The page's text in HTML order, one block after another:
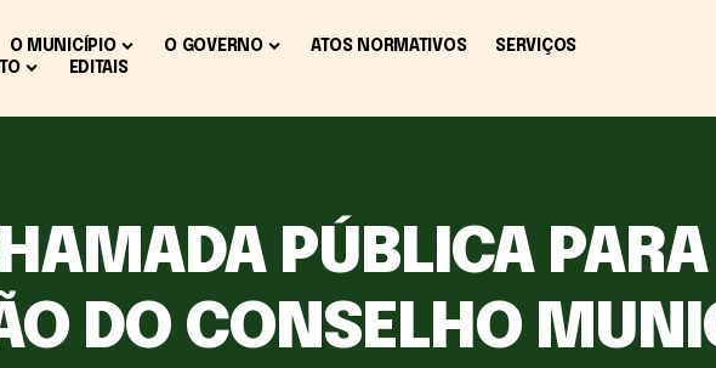
O MUNICÍPIO O GOVERNO ATOS NORMATIVOS
SERVIÇOS
EDITAIS
PÚBLICA
DO CONSELHO